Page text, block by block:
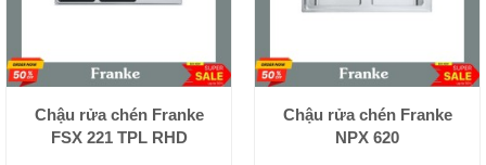
Chậu rửa chén Franke
FSX 221 TPL RHD
Chậu rửa chén Franke
NPX 620